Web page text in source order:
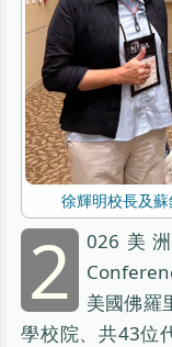
徐輝明校長及
2
026美
美國佛羅
學校院、共43位